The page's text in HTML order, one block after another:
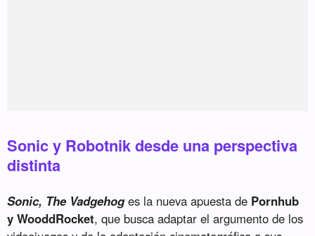
Sonic y Robotnik desde una perspectiva
distinta
Sonic, The Vadgehoges la nueva apuesta de Pornhub
y WooddRocket, que busca adaptar el argumento de los